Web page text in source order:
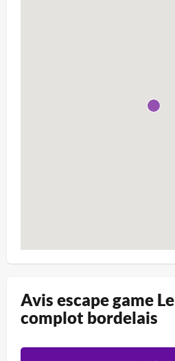
Avis escape game Le
complot bordelais